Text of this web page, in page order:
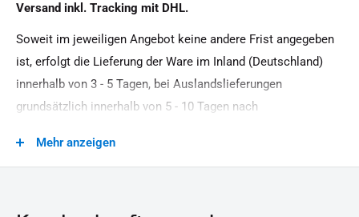
Versand inkl. Tracking mit DHL.
Soweit im jeweiligen Angebot keine andere Frist angegeben
ist, erfolgt die Lieferung der Ware im Inland (Deutschland)
innerhalb von 3 - 5 Tagen, bei Auslandslieferungen
grundsätzlich innerhalb von 5 - 10 Tagen nach
Zeitpunkt Ihrer Zahlungsanweisung).Beachten Sie, dass an
Mehr anzeigen